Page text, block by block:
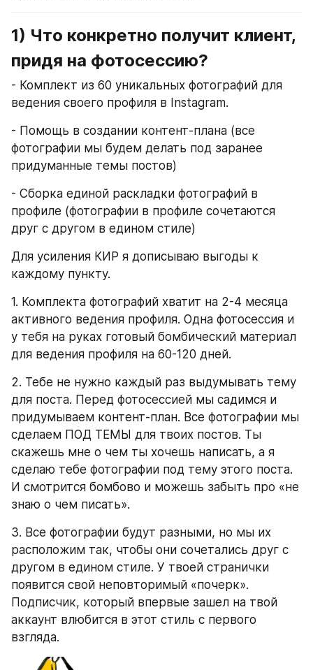
1) Что конкретно получит клиент,
придя на фотосессию?
- Комплект из 60 уникальных фотографий для
ведения своего профиля в Instagram.
- Помощь в создании контент-плана (все
фотографии мы будем делать под заранее
придуманные темы постов)
- Сборка единой раскладки фотографий в
профиле (фотографии в профиле сочетаются
друг с другом в едином стиле)
Для усиления КИР я дописываю выгоды к
каждому пункту.
1. Комплекта фотографий хватит на 2-4 месяца
активного ведения профиля. Одна фотосессия и
у тебя на руках готовый бомбический материал
для ведения профиля на 60-120 дней.
2. Тебе не нужно каждый раз выдумывать тему
для поста. Перед фотосессией мы садимся и
придумываем контент-план. Все фотографии мы
сделаем ПОД ТЕМЫ для твоих постов. Ты
скажешь мне о чем ты хочешь написать, а я
сделаю тебе фотографии под тему этого поста.
И смотрится бомбово и можешь забыть про «не
знаю о чем писать».
3. Все фотографии будут разными, но мы их
расположим так, чтобы они сочетались друг с
другом в едином стиле. У твоей странички
появится свой неповторимый «почерк».
Подписчик, который впервые зашел на твой
аккаунт влюбится в этот стиль с первого
взгляда.